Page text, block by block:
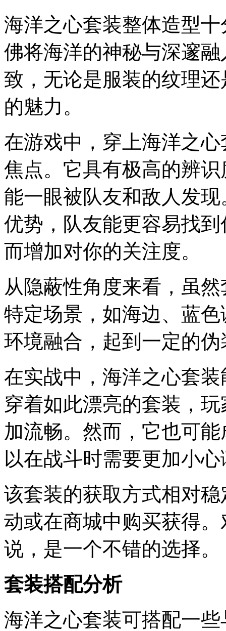
海洋之心套装整体造型
佛将海洋的神秘与深邃
致，无论是服装的纹理
的魅力。
在游戏中，穿上海洋之
焦点。它具有极高的辨
能一眼被队友和敌人发
优势，队友能更容易找
而增加对你的关注度。
从隐蔽性角度来看，虽
特定场景，如海边、蓝
环境融合，起到一定的
在实战中，海洋之心套
穿着如此漂亮的套装，
加流畅。然而，它也可
以在战斗时需要更加小
该套装的获取方式相对
动或在商城中购买获得
说，是一个不错的选择。
套装搭配分析
海洋之心套装可搭配一